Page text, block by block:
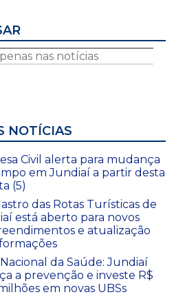
NOTÍCIAS
Civil alerta para mudança
em Jundiaí a partir desta
(5)
das Rotas Turísticas de
está aberto para novos
e atualização
da Saúde: Jundiaí
a prevenção e investe R$
em novas UBSs